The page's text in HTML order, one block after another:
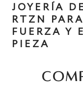
JOYERÍA
RTZN
FUERZA Y
PIEZA